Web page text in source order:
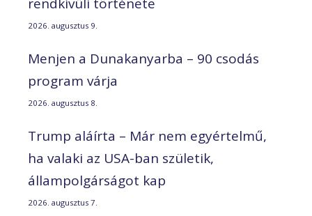
2026. augusztus 9.
Menjen a Dunakanyarba – 90 csodás
program várja
2026. augusztus 8.
Trump aláírta – Már nem egyértelmű,
ha valaki az USA-ban születik,
állampolgárságot kap
2026. augusztus 7.